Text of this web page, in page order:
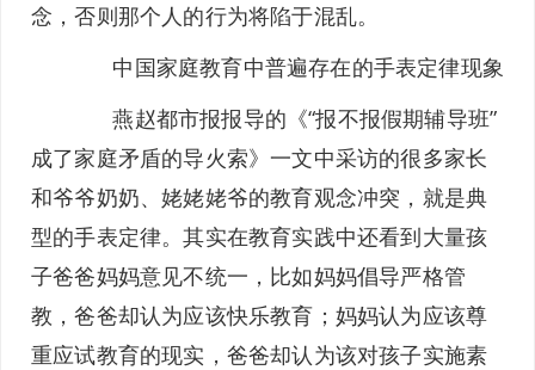
念，否则那个人的行为将陷于混乱。
中国家庭教育中普遍存在的手表定律现象
燕赵都市报报导的《“报不报假期辅导班”
成了家庭矛盾的导火索》一文中采访的很多家长
和爷爷奶奶、姥姥姥爷的教育观念冲突，就是典
型的手表定律。其实在教育实践中还看到大量孩
子爸爸妈妈意见不统一，比如妈妈倡导严格管
教，爸爸却认为应该快乐教育；妈妈认为应该尊
重应试教育的现实，爸爸却认为该对孩子实施素